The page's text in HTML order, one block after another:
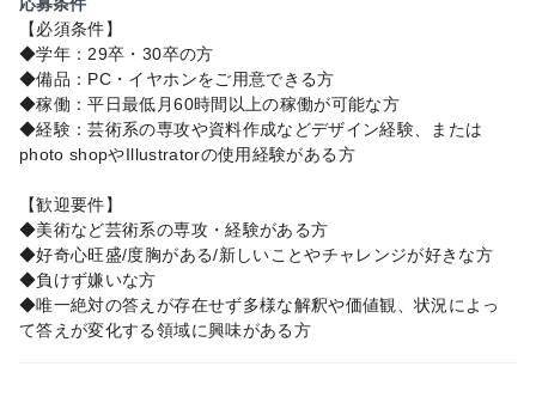
【必須条件】
◆学年：29卒・30卒の方
◆備品：PC・イヤホンをご用意できる方
◆稼働：平日最低月60時間以上の稼働が可能な方
◆経験：芸術系の専攻や資料作成などデザイン経験、または
photo shopやIllustratorの使用経験がある方
【歓迎要件】
◆美術など芸術系の専攻・経験がある方
◆好奇心旺盛/度胸がある/新しいことやチャレンジが好きな方
◆負けず嫌いな方
◆唯一絶対の答えが存在せず多様な解釈や価値観、状況によっ
て答えが変化する領域に興味がある方